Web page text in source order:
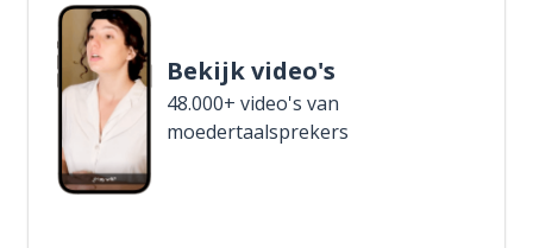
Bekijk video's
48.000+ video's van
moedertaalsprekers